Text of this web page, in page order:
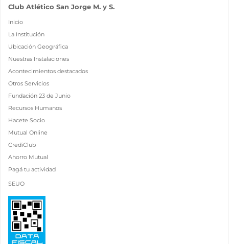
Club Atlético San Jorge M. y S.
Inicio
La Institución
Ubicación Geográfica
Nuestras Instalaciones
Acontecimientos destacados
Otros Servicios
Fundación 23 de Junio
Recursos Humanos
Hacete Socio
Mutual Online
CrediClub
Ahorro Mutual
Pagá tu actividad
SEUO